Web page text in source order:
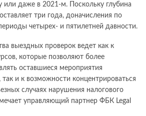
или даже в 2021-м. Поскольку глубина
три года, доначисления по
четырех- и пятилетней давности.
выездных проверок ведет как к
которые позволяют более
оставшиеся мероприятия
так и к возможности концентрироваться
случаях нарушения налогового
управляющий партнер ФБК Legal